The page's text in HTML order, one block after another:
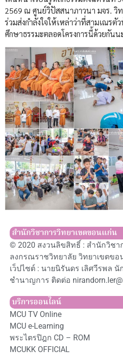
2569 ณ ศูนย์วิปัสสนาภาวนา มจร. วิ
ร่วมส่งกำลังใจให้เหล่าว่าที่สามเณรตั
ศึกษาธรรมะตลอดโครงการนี้ด้วยกันน
สำนักวิชาการวิทยาเขตขอนแก่น
© 2020 สงวนลิขสิทธิ์ : สำนักวิช
ลงกรณราชวิทยาลัย วิทยาเขตข
เว็ปไซต์ : นายนิรันดร เลิศวีรพล
ชำนาญการ ติดต่อ
บริการออนไลน์
MCU TV Online
MCU e-Learning
พระไตรปิฎก CD – ROM
MCUKK OFFICIAL